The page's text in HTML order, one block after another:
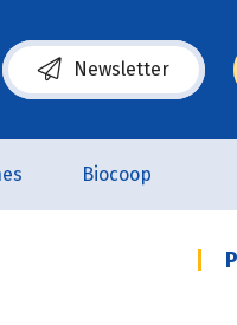
Newsletter
(s’ouvre dans une
Biocoop